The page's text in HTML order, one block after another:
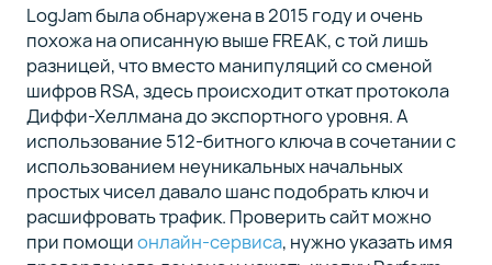
LogJam была обнаружена в 2015 году и очень
похожа на описанную выше FREAK, с той лишь
разницей, что вместо манипуляций со сменой
шифров RSA, здесь происходит откат протокола
Диффи-Хеллмана до экспортного уровня. А
использование 512-битного ключа в сочетании с
использованием неуникальных начальных
простых чисел давало шанс подобрать ключ и
расшифровать трафик. Проверить сайт можно
при помощионлайн-сервиса, нужно указать имя